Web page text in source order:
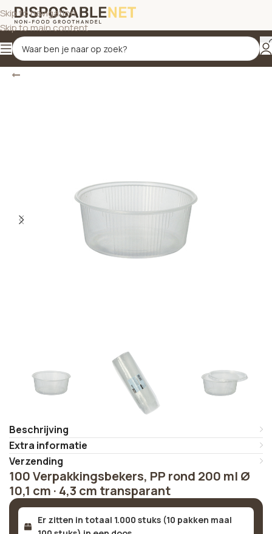
Skip to navigation
Skip to main content
Terug Home/Bekers
Beschrijving
Extra informatie
Verzending
100 Verpakkingsbekers, PP rond 200 ml Ø
10,1 cm · 4,3 cm transparant
Er zitten in totaal 1.000 stuks (10 pakken maal